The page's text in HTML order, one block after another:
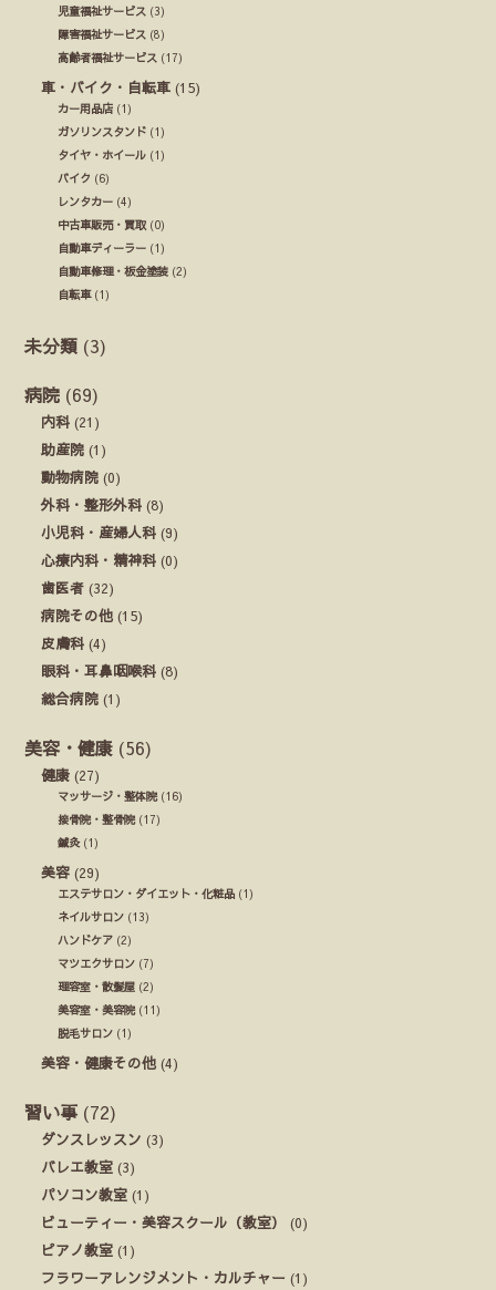
児童福祉サービス (3)
障害福祉サービス (8)
高齢者福祉サービス (17)
車・バイク・自転車 (15)
カー用品店 (1)
ガソリンスタンド (1)
タイヤ・ホイール (1)
バイク (6)
レンタカー (4)
中古車販売・買取 (0)
自動車ディーラー (1)
自動車修理・板金塗装 (2)
自転車(1)
未分類 (3)
病院 (69)
内科 (21)
助産院 (1)
動物病院 (0)
外科・整形外科 (8)
小児科・産婦人科 (9)
心療内科・精神科 (0)
歯医者 (32)
病院その他 (15)
皮膚科 (4)
眼科・耳鼻咽喉科 (8)
総合病院 (1)
美容・健康 (56)
健康 (27)
マッサージ・整体院(16)
接骨院・整骨院(17)
鍼灸(1)
美容 (29)
エステサロン・ダイエット・化粧品 (1)
ネイルサロン (13)
ハンドケア (2)
マツエクサロン (7)
理容室・散髪屋 (2)
美容室・美容院(11)
脱毛サロン (1)
美容・健康その他 (4)
習い事 (72)
ダンスレッスン (3)
バレエ教室 (3)
パソコン教室 (1)
ビューティー・美容スクール（教室）
(0)
ピアノ教室 (1)
フラワーアレンジメント・カルチャー (1)